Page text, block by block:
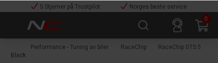
5 Stjerner på Trustpilot
Norges beste service
0
Performance - Tuning av biler RaceChip
RaceChip GTS 5
Black